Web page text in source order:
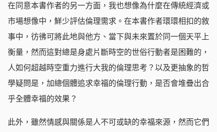
在同意本書作者的另一方面，我也想像為什麼在傳統經濟或
市場想像中，鮮少評估倫理需求。在本書作者環環相扣的敘
事中，彷彿可將此地與他方、當下與未來置於同一個天平上
衡量，然而這對總是身處片斷時空的世俗行動者是困難的，
人如何超越時空重力進行大我的倫理思考？以及更抽象的哲
學疑問是，加總個體追求幸福的倫理行動，是否會堆疊出合
乎全體幸福的效果？
此外，雖然情感與關係是人不可或缺的幸福來源，然而它們